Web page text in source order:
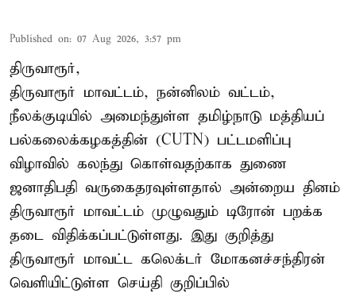
Published on: 07 Aug 2026, 3:57 pm
திருவாரூர்,
திருவாரூர் மாவட்டம், நன்னிலம் வட்டம்,
நீலக்குடியில் அமைந்துள்ள தமிழ்நாடு மத்தியப்
பல்கலைக்கழகத்தின் (CUTN) பட்டமளிப்பு
விழாவில் கலந்து கொள்வதற்காக துணை
ஜனாதிபதி வருகைதரவுள்ளதால் அன்றைய தினம்
திருவாரூர் மாவட்டம் முழுவதும் டிரோன் பறக்க
தடை விதிக்கப்பட்டுள்ளது. இது குறித்து
திருவாரூர் மாவட்ட கலெக்டர் மோகனச்சந்திரன்
வெளியிட்டுள்ள செய்தி குறிப்பில்